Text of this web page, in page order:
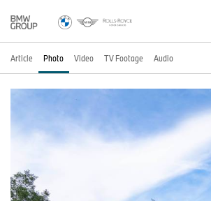
Article Photo Video TV Footage Audio